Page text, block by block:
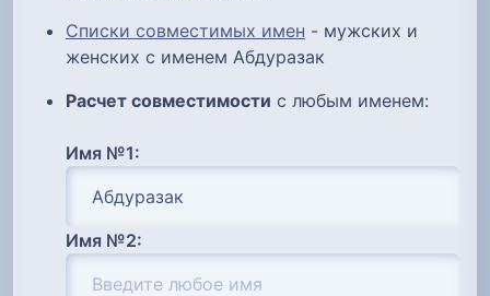
Списки совместимых имен - мужских и
женских с именем Абдуразак
Расчет совместимости с любым именем:
Имя №1:
Имя №2: